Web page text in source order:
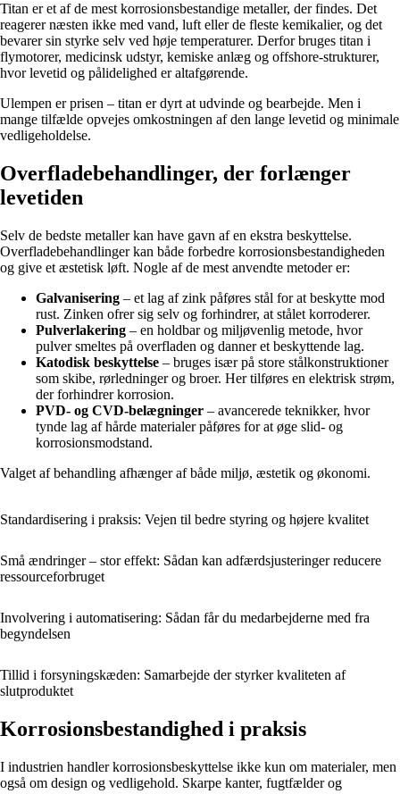
Titan er et af de mest korrosionsbestandige metaller, der findes. Det
reagerer næsten ikke med vand, luft eller de fleste kemikalier, og det
bevarer sin styrke selv ved høje temperaturer. Derfor bruges titan i
flymotorer, medicinsk udstyr, kemiske anlæg og offshore-strukturer,
hvor levetid og pålidelighed er altafgørende.
Ulempen er prisen – titan er dyrt at udvinde og bearbejde. Men i
mange tilfælde opvejes omkostningen af den lange levetid og minimale
vedligeholdelse.
Overfladebehandlinger, der forlænger
levetiden
Selv de bedste metaller kan have gavn af en ekstra beskyttelse.
Overfladebehandlinger kan både forbedre korrosionsbestandigheden
og give et æstetisk løft. Nogle af de mest anvendte metoder er:
Galvanisering – et lag af zink påføres stål for at beskytte mod
rust. Zinken ofrer sig selv og forhindrer, at stålet korroderer.
Pulverlakering – en holdbar og miljøvenlig metode, hvor
pulver smeltes på overfladen og danner et beskyttende lag.
Katodisk beskyttelse – bruges især på store stålkonstruktioner
som skibe, rørledninger og broer. Her tilføres en elektrisk strøm,
der forhindrer korrosion.
PVD- og CVD-belægninger – avancerede teknikker, hvor
tynde lag af hårde materialer påføres for at øge slid- og
korrosionsmodstand.
Valget af behandling afhænger af både miljø, æstetik og økonomi.
Standardisering i praksis: Vejen til bedre styring og højere kvalitet
Små ændringer – stor effekt: Sådan kan adfærdsjusteringer reducere
ressourceforbruget
Involvering i automatisering: Sådan får du medarbejderne med fra
begyndelsen
Tillid i forsyningskæden: Samarbejde der styrker kvaliteten af
slutproduktet
Korrosionsbestandighed i praksis
I industrien handler korrosionsbeskyttelse ikke kun om materialer, men
også om design og vedligehold. Skarpe kanter, fugtfælder og